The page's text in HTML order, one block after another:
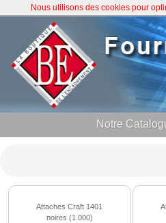
Notre
Attaches Craft 1401
noires (1.000)
Nous utilisons des cookies pour